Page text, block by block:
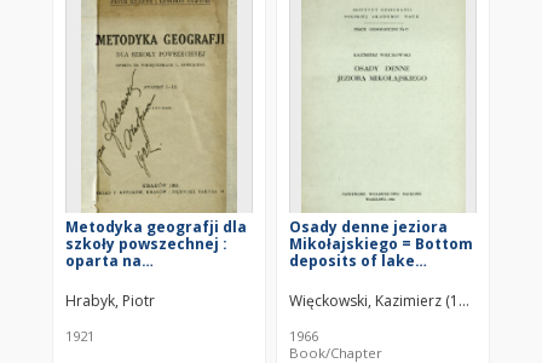
Metodyka geografji dla
szkoły powszechnej :
oparta na
Sawickiego : stopień 1-3
Hrabyk, Piotr
1921
Osady denne jeziora
Mikołajskiego = Bottom
deposits of lake
otloženija Mikolajskogo
ozera
Więckowski, Kazimierz (1926–2003)
1966
Book/Chapter